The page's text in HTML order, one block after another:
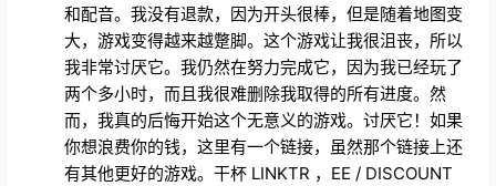
和配音。我没有退款，因为开头很棒，但是随着地图变
大，游戏变得越来越蹩脚。这个游戏让我很沮丧，所以
我非常讨厌它。我仍然在努力完成它，因为我已经玩了
两个多小时，而且我很难删除我取得的所有进度。然
而，我真的后悔开始这个无意义的游戏。讨厌它！如果
你想浪费你的钱，这里有一个链接，虽然那个链接上还
有其他更好的游戏。干杯 LINKTR ，EE / DISCOUNT